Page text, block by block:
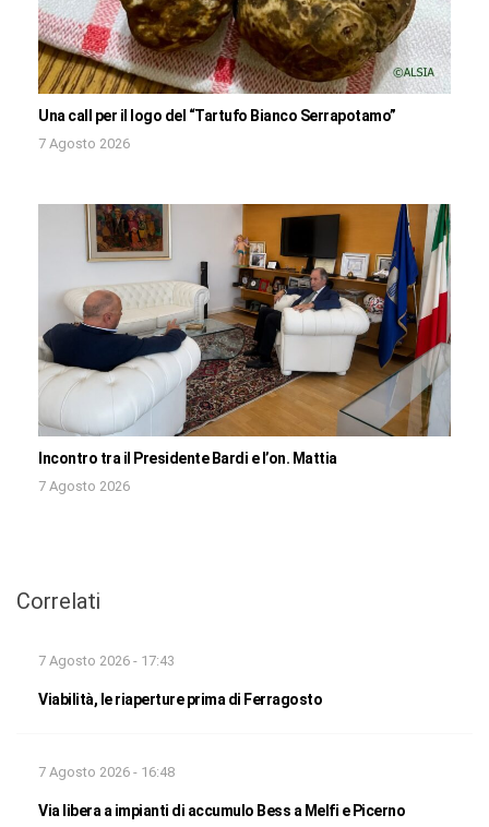
Una call per il logo del “Tartufo Bianco Serrapotamo”
7 Agosto 2026
Incontro tra il Presidente Bardi e l’on. Mattia
7 Agosto 2026
Correlati
7 Agosto 2026 - 17:43
Viabilità, le riaperture prima di Ferragosto
7 Agosto 2026 - 16:48
Via libera a impianti di accumulo Bess a Melfi e Picerno